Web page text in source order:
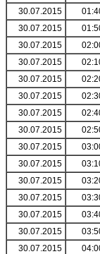
30.07.2015
30.07.2015
30.07.2015
30.07.2015
30.07.2015
30.07.2015
30.07.2015
30.07.2015
30.07.2015
30.07.2015
30.07.2015
30.07.2015
30.07.2015
30.07.2015
30.07.2015